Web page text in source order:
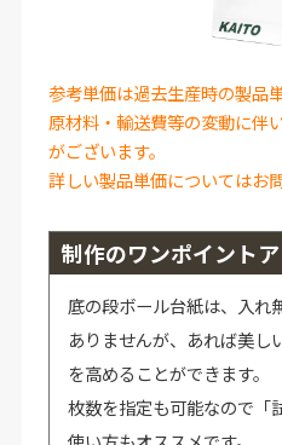
参考単価は過去生産時の製品
原材料・輸送費等の変動に伴
がございます。
詳しい製品単価についてはお
制作のワンポイント
底の段ボール台紙は、入れ
ありませんが、あれば美し
を高めることができます。
枚数を指定も可能なので「